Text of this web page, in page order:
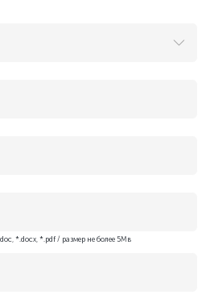
DBA)
ЦОД
*.docx, *.pdf / размер не более 5Мв